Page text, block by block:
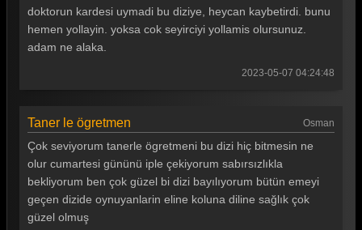
Gönül Dağı 82. Bölüm
Gönül Dağı 81. Bölüm
Gönül Dağı 78. Bölüm
Gönül Dağı 77. Bölüm
Gönül Dağı 76. Bölüm
Gönül Dağı 75. Bölüm
doktorun kardesi uymadi bu diziye, heycan kaybetirdi. bunu
hemen yollayin. yoksa cok seyirciyi yollamis olursunuz.
adam ne alaka.
2023-05-07 04:24:48
Taner le ögretmen Osman
Çok seviyorum tanerle ögretmeni bu dizi hiç bitmesin ne
olur cumartesi gününü iple çekiyorum sabırsızlıkla
bekliyorum ben çok güzel bi dizi bayılıyorum bütün emeyi
geçen dizide oynuyanlarin eline koluna diline sağlık çok
güzel olmuş